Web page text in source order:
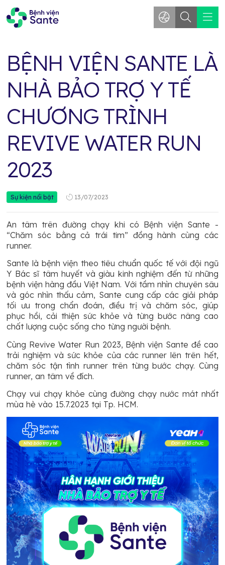
BỆNH VIỆN SANTE LÀ
NHÀ BẢO TRỢ Y TẾ
CHƯƠNG TRÌNH
REVIVE WATER RUN
2023
Sự kiện nổi bật 13/07/2023
An tâm trên đường chạy khi có Bệnh viện Sante -
“Chăm sóc bằng cả trái tim” đồng hành cùng các
runner.
Sante là bệnh viện theo tiêu chuẩn quốc tế với đội ngũ
Y Bác sĩ tâm huyết và giàu kinh nghiệm đến từ những
bệnh viện hàng đầu Việt Nam. Với tầm nhìn chuyên sâu
và góc nhìn thấu cảm, Sante cung cấp các giải pháp
tối ưu trong chẩn đoán, điều trị và chăm sóc, giúp
phục hồi, cải thiện sức khỏe và từng bước nâng cao
chất lượng cuộc sống cho từng người bệnh.
Cùng Revive Water Run 2023, Bệnh viện Sante đề cao
trải nghiệm và sức khỏe của các runner lên trên hết,
chăm sóc tận tình runner trên từng bước chạy. Cùng
runner, an tâm về đích.
Chạy vui chạy khỏe cùng đường chạy nước mát nhất
mùa hè vào 15.7.2023 tại Tp. HCM.